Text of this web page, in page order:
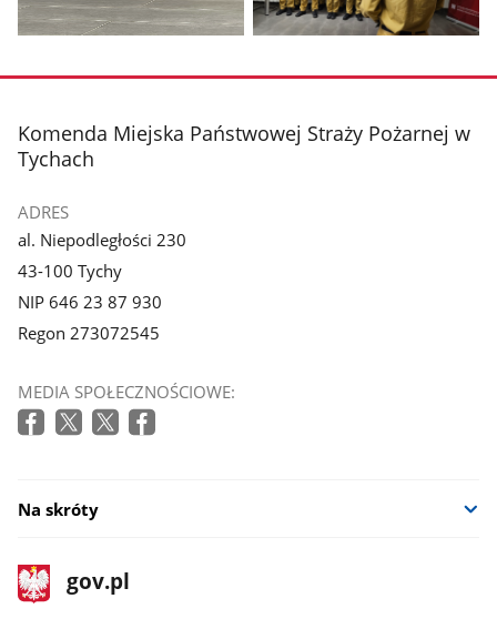
zdjęcie
galerii.
zdjęcie
galerii.
stopka
Komenda Miejska Państwowej Straży Pożarnej w
Tychach
ADRES
al. Niepodległości 230
43-100 Tychy
NIP 646 23 87 930
Regon 273072545
MEDIA SPOŁECZNOŚCIOWE:
Na skróty
stopka
gov.pl
Strona
gov.pl